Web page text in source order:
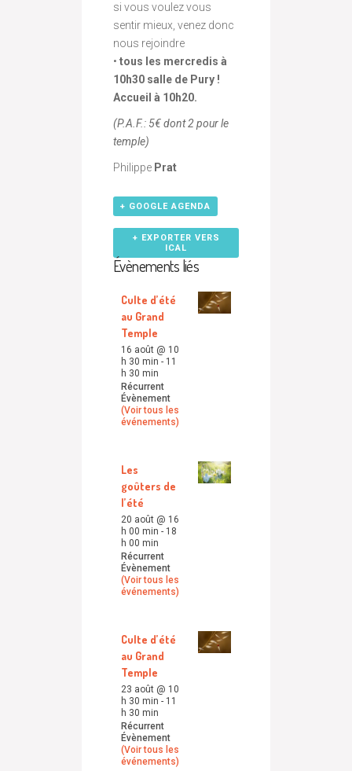
si vous voulez vous
sentir mieux, venez donc
nous rejoindre
• tous les mercredis à
10h30 salle de Pury !
Accueil à 10h20.
(P.A.F.: 5€ dont 2 pour le
temple)
Philippe Prat
+ GOOGLE AGENDA
+ EXPORTER VERS
ICAL
Évènements liés
Culte d’été
au Grand
Temple
16 août @ 10
h 30 min - 11
h 30 min
Récurrent
Évènement
(Voir tous les
événements)
Les
goûters de
l’été
20 août @ 16
h 00 min - 18
h 00 min
Récurrent
Évènement
(Voir tous les
événements)
Culte d’été
au Grand
Temple
23 août @ 10
h 30 min - 11
h 30 min
Récurrent
Évènement
(Voir tous les
événements)